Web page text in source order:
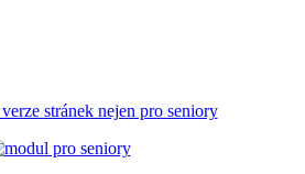
stránek nejen pro seniory